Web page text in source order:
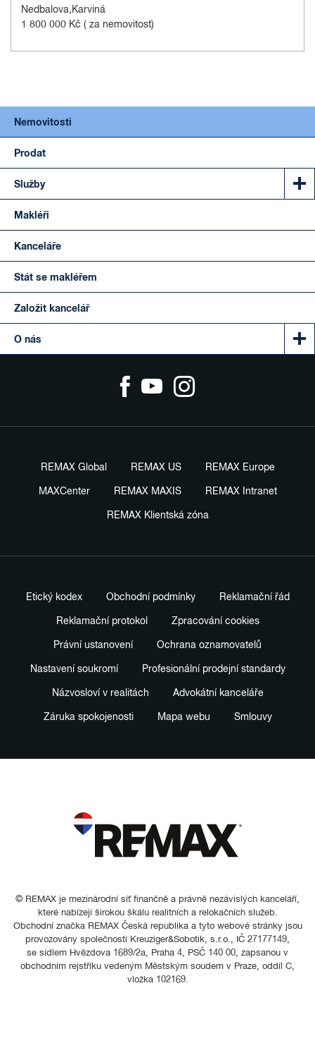
Nedbalova,Karviná
1 800 000 Kč ( za nemovitost)
Nemovitosti
Prodat
Služby
Makléři
Kanceláře
Stát se makléřem
Založit kancelář
O nás
REMAX Global REMAX US REMAX Europe
MAXCenter REMAX MAXIS REMAX Intranet
REMAX Klientská zóna
Etický kodex Obchodní podmínky Reklamační řád
Reklamační protokol Zpracování cookies
Právní ustanovení Ochrana oznamovatelů
Nastavení soukromí Profesionální prodejní standardy
Názvosloví v realitách Advokátní kanceláře
Záruka spokojenosti Mapa webu Smlouvy
© REMAX je mezinárodní síť finančně a právně nezávislých kanceláří,
které nabízejí širokou škálu realitních a relokačních služeb.
Obchodní značka REMAX Česká republika a tyto webové stránky jsou
provozovány společností Kreuziger&Sobotik, s.r.o., IČ 27177149,
se sídlem Hvězdova 1689/2a, Praha 4, PSČ 140 00, zapsanou v
obchodním rejstříku vedeným Městským soudem v Praze, oddíl C,
vložka 102169.